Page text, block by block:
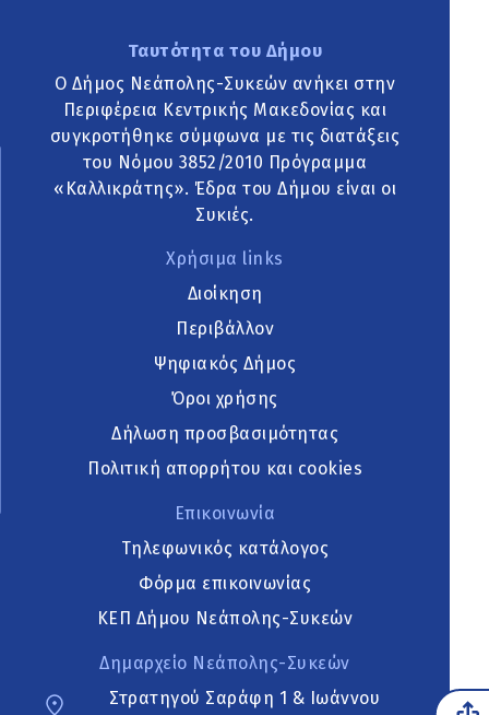
Ταυτότητα του Δήμου
Ο Δήμος Νεάπολης-Συκεών ανήκει στην
Περιφέρεια Κεντρικής Μακεδονίας και
συγκροτήθηκε σύμφωνα με τις διατάξεις
του Νόμου 3852/2010 Πρόγραμμα
«Καλλικράτης». Έδρα του Δήμου είναι οι
Συκιές.
Χρήσιμα links
Διοίκηση
Περιβάλλον
Ψηφιακός Δήμος
Όροι χρήσης
Δήλωση προσβασιμότητας
Πολιτική απορρήτου και cookies
Επικοινωνία
Τηλεφωνικός κατάλογος
Φόρμα επικοινωνίας
ΚΕΠ Δήμου Νεάπολης-Συκεών
Δημαρχείο Νεάπολης-Συκεών
Στρατηγού Σαράφη 1 & Ιωάννου